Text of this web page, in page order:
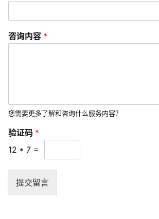
A
P
短
频
讯
分
咨询内容 *
您需要更多了解和咨询什么服务内容？
验证码 *
12 * 7 =
提交留言